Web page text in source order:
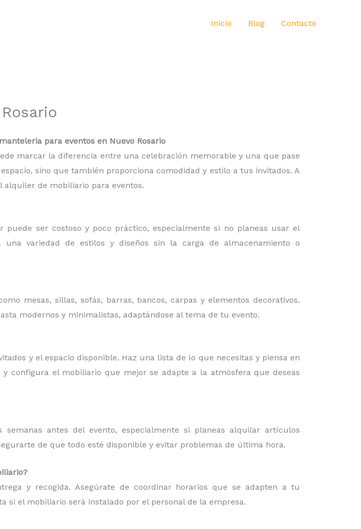
Inicio Blog Contacto
para eventos en Nuevo Rosario
marcar la diferencia entre una celebración memorable y una que pase
sino que también proporciona comodidad y estilo a tus invitados. A
de mobiliario para eventos.
ser costoso y poco práctico, especialmente si no planeas usar el
variedad de estilos y diseños sin la carga de almacenamiento o
mesas, sillas, sofás, barras, bancos, carpas y elementos decorativos.
modernos y minimalistas, adaptándose al tema de tu evento.
y el espacio disponible. Haz una lista de lo que necesitas y piensa en
configura el mobiliario que mejor se adapte a la atmósfera que deseas
antes del evento, especialmente si planeas alquilar artículos
de que todo esté disponible y evitar problemas de última hora.
y recogida. Asegúrate de coordinar horarios que se adapten a tu
si el mobiliario será instalado por el personal de la empresa.